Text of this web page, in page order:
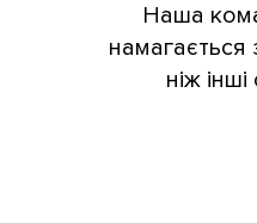
Наша
намагається
ніж